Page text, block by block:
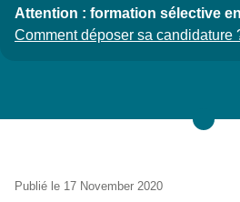
Attention : formation sélective
Comment déposer sa candidature
Publié le 17 November 2020